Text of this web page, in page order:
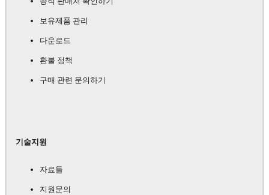
보유제품 관리
다운로드
환불 정책
구매 관련 문의하기
기술지원
자료들
지원문의